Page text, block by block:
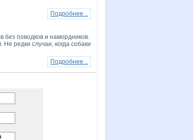
Подробнее...
без поводков и намордников.
редки случаи, когда собаки
Подробнее...